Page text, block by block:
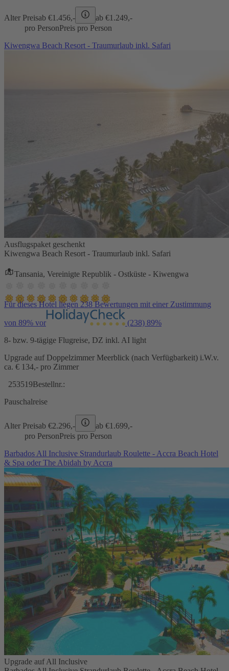
Alter Preisab €1.456,- ab €1.249,-
pro PersonPreis pro Person
Kiwengwa Beach Resort - Traumurlaub inkl. Safari
Ausflugspaket geschenkt
Kiwengwa Beach Resort - Traumurlaub inkl. Safari
Tansania, Vereinigte Republik - Ostküste - Kiwengwa
Für dieses Hotel liegen 238 Bewertungen mit einer Zustimmung
von 89% vor (238) 89%
8- bzw. 9-tägige Flugreise, DZ inkl. AI light
Upgrade auf Doppelzimmer Meerblick (nach Verfügbarkeit) i.W.v.
ca. € 134,- pro Zimmer
253519Bestellnr.:
Pauschalreise
Alter Preisab €2.296,- ab €1.699,-
pro PersonPreis pro Person
Barbados All Inclusive Strandurlaub Roulette - Accra Beach Hotel
& Spa oder The Abidah by Accra
Upgrade auf All Inclusive